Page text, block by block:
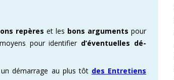
repères et les bons arguments pour
pour identifier d’éventuelles dé-
démarrage au plus tôt des Entretiens